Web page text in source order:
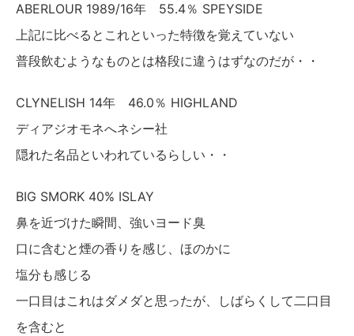
ABERLOUR 1989/16年 55.4％ SPEYSIDE
上記に比べるとこれといった特徴を覚えていない
普段飲むようなものとは格段に違うはずなのだが・・
CLYNELISH 14年 46.0％ HIGHLAND
ディアジオモネへネシー社
隠れた名品といわれているらしい・・
BIG SMORK 40% ISLAY
鼻を近づけた瞬間、強いヨード臭
口に含むと煙の香りを感じ、ほのかに
塩分も感じる
一口目はこれはダメダと思ったが、しばらくして二口目
を含むと